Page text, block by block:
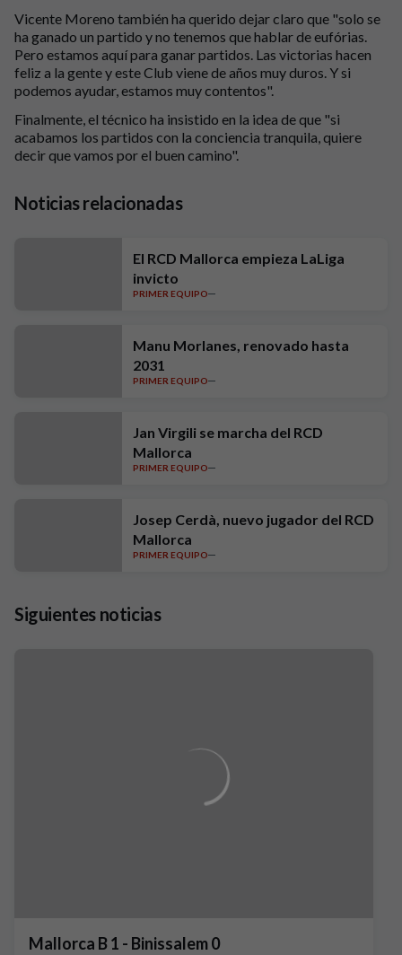
Vicente Moreno también ha querido dejar claro que "solo se
ha ganado un partido y no tenemos que hablar de eufórias.
Pero estamos aquí para ganar partidos. Las victorias hacen
feliz a la gente y este Club viene de años muy duros. Y si
podemos ayudar, estamos muy contentos".
Finalmente, el técnico ha insistido en la idea de que "si
acabamos los partidos con la conciencia tranquila, quiere
decir que vamos por el buen camino".
Noticias relacionadas
El RCD Mallorca empieza LaLiga
invicto
PRIMER EQUIPO
Manu Morlanes, renovado hasta
2031
PRIMER EQUIPO
Jan Virgili se marcha del RCD
Mallorca
PRIMER EQUIPO
Josep Cerdà, nuevo jugador del RCD
Mallorca
PRIMER EQUIPO
Siguientes noticias
Mallorca B 1 - Binissalem 0